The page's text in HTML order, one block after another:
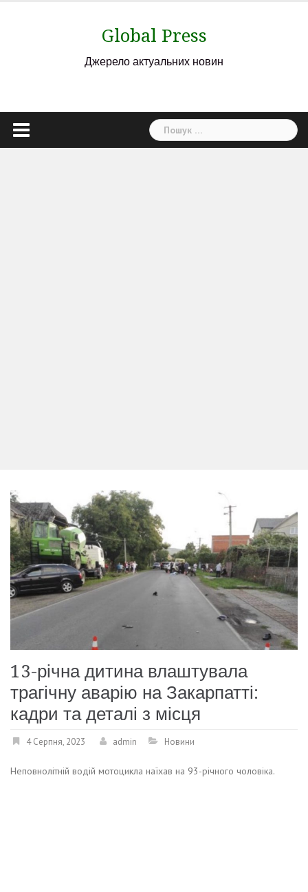
Global Press
Джерело актуальних новин
Пошук:
13-річна дитина влаштувала
трагічну аварію на Закарпатті:
кадри та деталі з місця
4 Серпня, 2023 admin Новини
Неповнолітній водій мотоцикла наїхав на 93-річного чоловіка.